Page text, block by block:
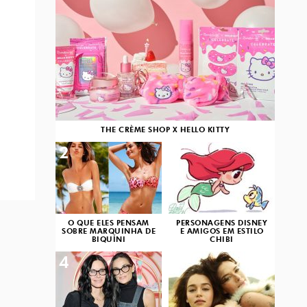
THE CRÈME SHOP X HELLO KITTY
O QUE ELES PENSAM
SOBRE MARQUINHA DE
BIQUÍNI
2
PERSONAGENS DISNEY
E AMIGOS EM ESTILO
CHIBI
3
4